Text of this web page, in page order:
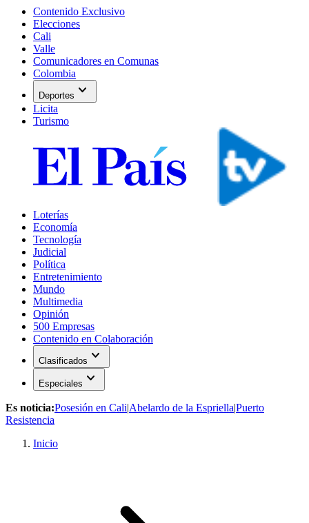
Contenido Exclusivo
Elecciones
Cali
Valle
Comunicadores en Comunas
Colombia
Deportes expand_more
Licita
Turismo
Loterías
Economía
Tecnología
Judicial
Política
Entretenimiento
Mundo
Multimedia
Opinión
500 Empresas
Contenido en Colaboración
Clasificados expand_more
Especiales expand_more
Es noticia:Posesión en Cali|Abelardo de la Espriella|Puerto
Resistencia
Inicio